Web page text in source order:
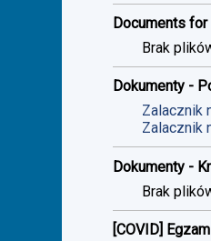
Documents for
Brak
Dokumenty -
Zalacznik
Zalacznik
Dokumenty -
Brak
[COVID]